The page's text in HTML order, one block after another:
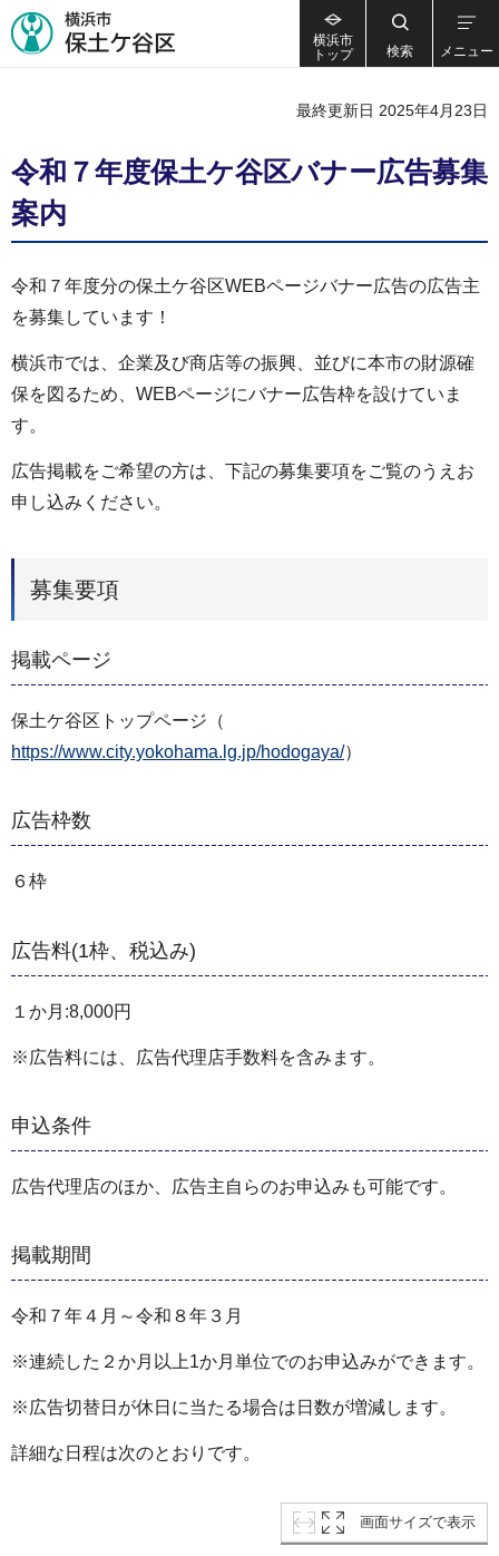
横浜市
トップ
検索 メニュー
最終更新日 2025年4月23日
令和７年度保土ケ谷区バナー広告募集
案内
令和７年度分の保土ケ谷区WEBページバナー広告の広告主
を募集しています！
横浜市では、企業及び商店等の振興、並びに本市の財源確
保を図るため、WEBページにバナー広告枠を設けていま
す。
広告掲載をご希望の方は、下記の募集要項をご覧のうえお
申し込みください。
募集要項
掲載ページ
保土ケ谷区トップページ（
https://www.city.yokohama.lg.jp/hodogaya/）
広告枠数
６枠
広告料(1枠、税込み)
１か月:8,000円
※広告料には、広告代理店手数料を含みます。
申込条件
広告代理店のほか、広告主自らのお申込みも可能です。
掲載期間
令和７年４月～令和８年３月
※連続した２か月以上1か月単位でのお申込みができます。
※広告切替日が休日に当たる場合は日数が増減します。
詳細な日程は次のとおりです。
画面サイズで表示